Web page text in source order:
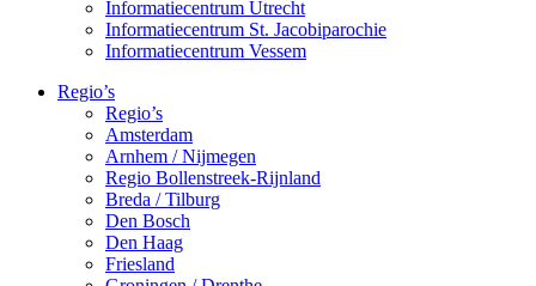
Informatiecentrum Utrecht
Informatiecentrum St. Jacobiparochie
Informatiecentrum Vessem
Regio’s
Regio’s
Amsterdam
Arnhem / Nijmegen
Regio Bollenstreek-Rijnland
Breda / Tilburg
Den Bosch
Den Haag
Friesland